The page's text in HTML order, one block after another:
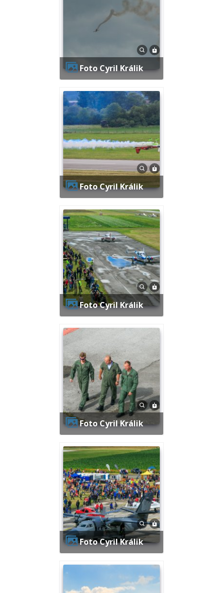
Foto Cyril Králik
Foto Cyril Králik
Foto Cyril Králik
Foto Cyril Králik
Foto Cyril Králik